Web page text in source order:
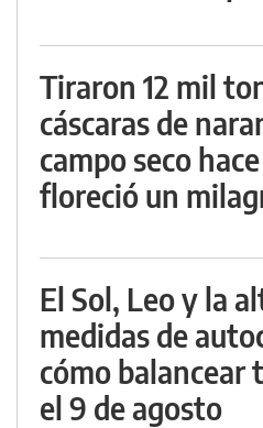
Tiraron 12 mil
cáscaras de
campo seco
floreció un
El Sol, Leo y la
medidas de
cómo balancear
el 9 de agosto